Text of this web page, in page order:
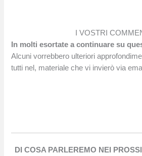
I VOSTRI
In molti esortate a continuare su
Alcuni vorrebbero ulteriori
tutti nel, materiale che vi invierò via
DI COSA PARLEREMO NEI